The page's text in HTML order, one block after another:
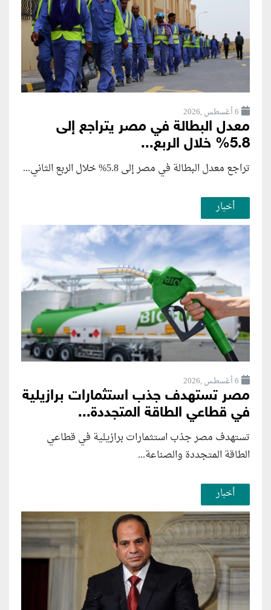
6 أغسطس ,2026
معدل البطالة في مصر يتراجع إلى
5.8% خلال الربع...
تراجع معدل البطالة في مصر إلى 5.8% خلال الربع الثاني...
أخبار
6 أغسطس ,2026
مصر تستهدف جذب استثمارات برازيلية
في قطاعي الطاقة المتجددة...
تستهدف مصر جذب استثمارات برازيلية في قطاعي
الطاقة المتجددة والصناعة...
أخبار